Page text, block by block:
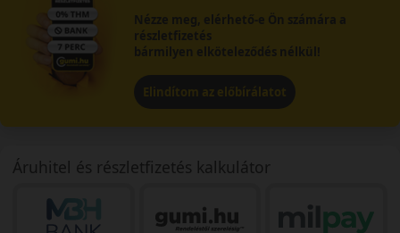
Nézze meg, elérhető-e Ön számára a
részletfizetés
bármilyen elköteleződés nélkül!
Elindítom az előbírálatot
Áruhitel és részletfizetés kalkulátor